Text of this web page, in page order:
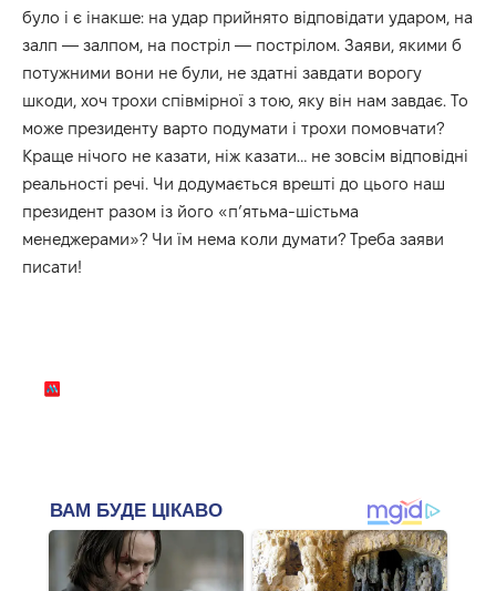
було і є інакше: на удар прийнято відповідати ударом, на
залп — залпом, на постріл — пострілом. Заяви, якими б
потужними вони не були, не здатні завдати ворогу
шкоди, хоч трохи співмірної з тою, яку він нам завдає. То
може президенту варто подумати і трохи помовчати?
Краще нічого не казати, ніж казати… не зовсім відповідні
реальності речі. Чи додумається врешті до цього наш
президент разом із його «п’ятьма-шістьма
менеджерами»? Чи їм нема коли думати? Треба заяви
писати!